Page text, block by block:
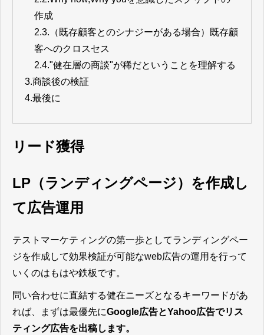
作成
2.3. （既存顧客とのシナジーがある場合）既存顧
客へのクロスセス
2.4."健在層の商談"が稀だということを理解する
3.商談後の検証
4.最後に
リード獲得
LP（ランディングページ）を作成し
て広告運用
テストマーケティングの第一歩としてランディングペー
ジを作成して効果検証が可能なweb広告の運用を行って
いくのはもはや鉄板です。
問い合わせに直結する健在ニーズとなるキーワードがあ
れば、まずは最優先にGoogle広告とYahoo広告でリス
ティング広告を出稿します。